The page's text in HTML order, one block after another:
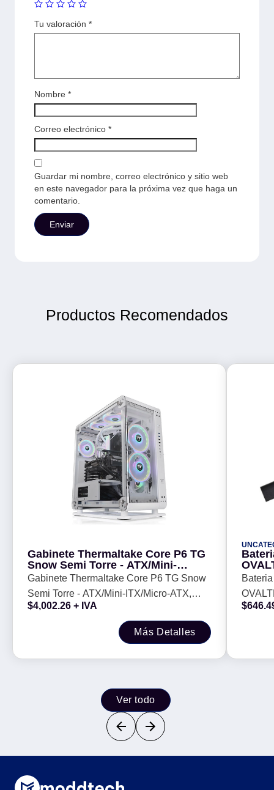
Tu valoración *
Nombre *
Correo electrónico *
Guardar mi nombre, correo electrónico y sitio web
en este navegador para la próxima vez que haga un
comentario.
Productos Recomendados
Gabinete Thermaltake Core P6 TG
Snow Semi Torre - ATX/Mini-
ITX/Micro-ATX, USB 2.0/3.0, sin
Fuente, sin Ventiladores
Instalados
Gabinete Thermaltake Core P6 TG Snow
Semi Torre - ATX/Mini-ITX/Micro-ATX,
USB 2.0/3.0, sin Fuente, sin Ventiladores
$4,002.26 + IVA
Más Detalles
$
Ver todo